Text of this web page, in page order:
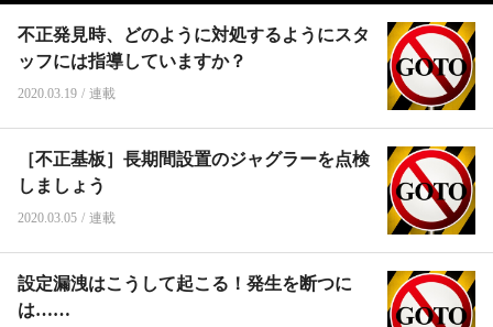
不正発見時、どのように対処するようにスタ
ッフには指導していますか？
2020.03.19 / 連載
［不正基板］長期間設置のジャグラーを点検
しましょう
2020.03.05 / 連載
設定漏洩はこうして起こる！発生を断つに
は……